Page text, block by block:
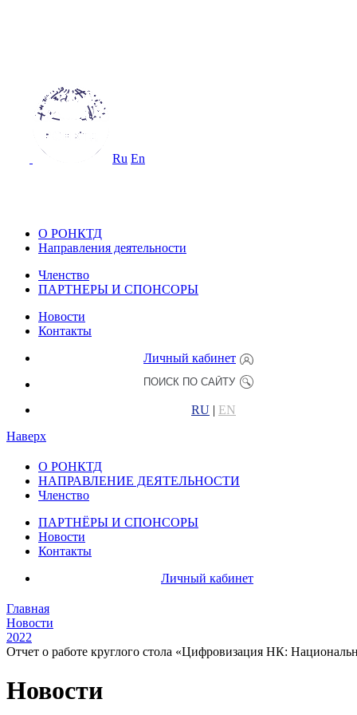
Ru En
О РОНКТД
Направления деятельности
Членство
ПАРТНЕРЫ И СПОНСОРЫ
Новости
Контакты
Личный кабинет
RU | EN
Наверх
О РОНКТД
НАПРАВЛЕНИЕ ДЕЯТЕЛЬНОСТИ
Членство
ПАРТНЁРЫ И СПОНСОРЫ
Новости
Контакты
Личный кабинет
Главная
Новости
2022
Отчет о работе круглого стола «Цифровизация НК:
Новости